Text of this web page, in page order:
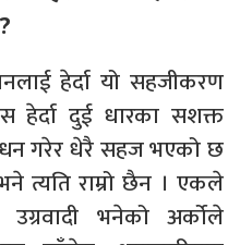
हेर्दा यो सहजीकरण
हेर्दा दुई धारका सशक्त
गरेर धेरै सहज भएको छ
त्यति राम्रो छैन । एकले
भनेको अर्कोले